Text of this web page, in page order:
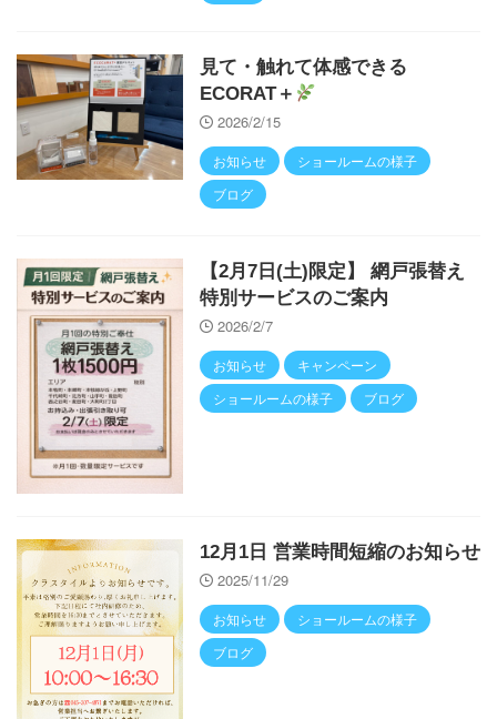
見て・触れて体感できる
ECORAT＋
2026/2/15
お知らせ
ショールームの様子
ブログ
【2月7日(土)限定】 網戸張替え
特別サービスのご案内
2026/2/7
お知らせ
キャンペーン
ショールームの様子
ブログ
12月1日 営業時間短縮のお知らせ
2025/11/29
お知らせ
ショールームの様子
ブログ